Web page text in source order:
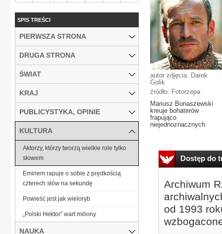
autor zdjęcia: Darek
Golik
źródło: Fotorzepa
Mariusz Bonaszewski
kreuje bohaterów
frapująco
niejednoznacznych
Dostęp do
Archiwum
od 1993
SPIS TREŚCI
PIERWSZA STRONA
DRUGA STRONA
ŚWIAT
KRAJ
PUBLICYSTYKA, OPINIE
KULTURA
Aktorzy, którzy tworzą wielkie role tylko
słowem
Eminem rapuje o sobie z prędkością
czterech słów na sekundę
Powieść jest jak wieloryb
„Polski Hektor” wart miliony
NAUKA